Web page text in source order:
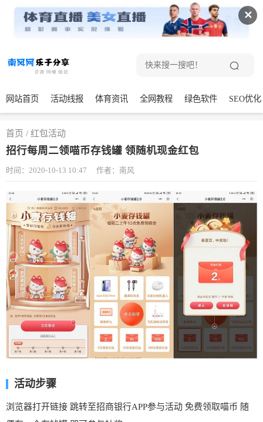
✕
网站首页 活动线报 体育资讯 全网教程 绿色软件 SEO优化
首页 / 红包活动
招行每周二领喵币存钱罐 领随机现金红包
时间：2020-10-13 10:47 作者：南风
活动步骤
浏览器打开链接 跳转至招商银行APP参与活动 免费领取喵币 随